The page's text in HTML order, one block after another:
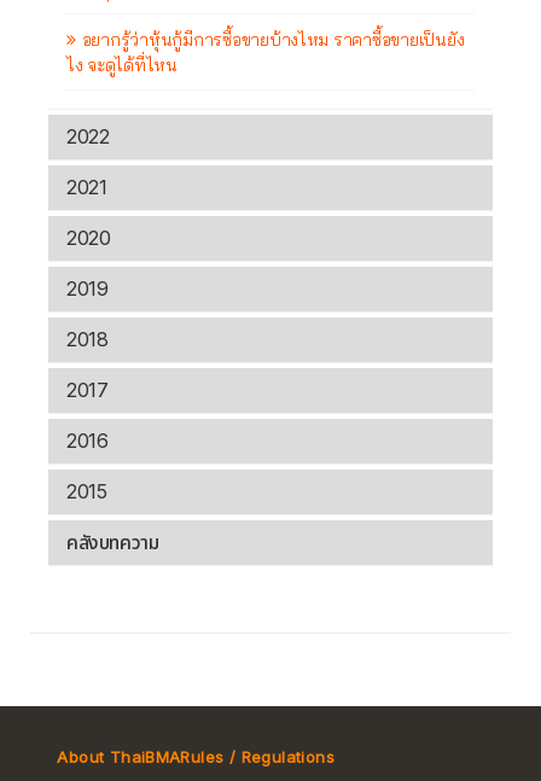
อยากรู้ว่าหุ้นกู้มีการซื้อขายบ้างไหม ราคาซื้อขายเป็นยัง
ไง จะดูได้ที่ไหน
2022
2021
2020
2019
2018
2017
2016
2015
คลังบทความ
About ThaiBMARules / Regulations